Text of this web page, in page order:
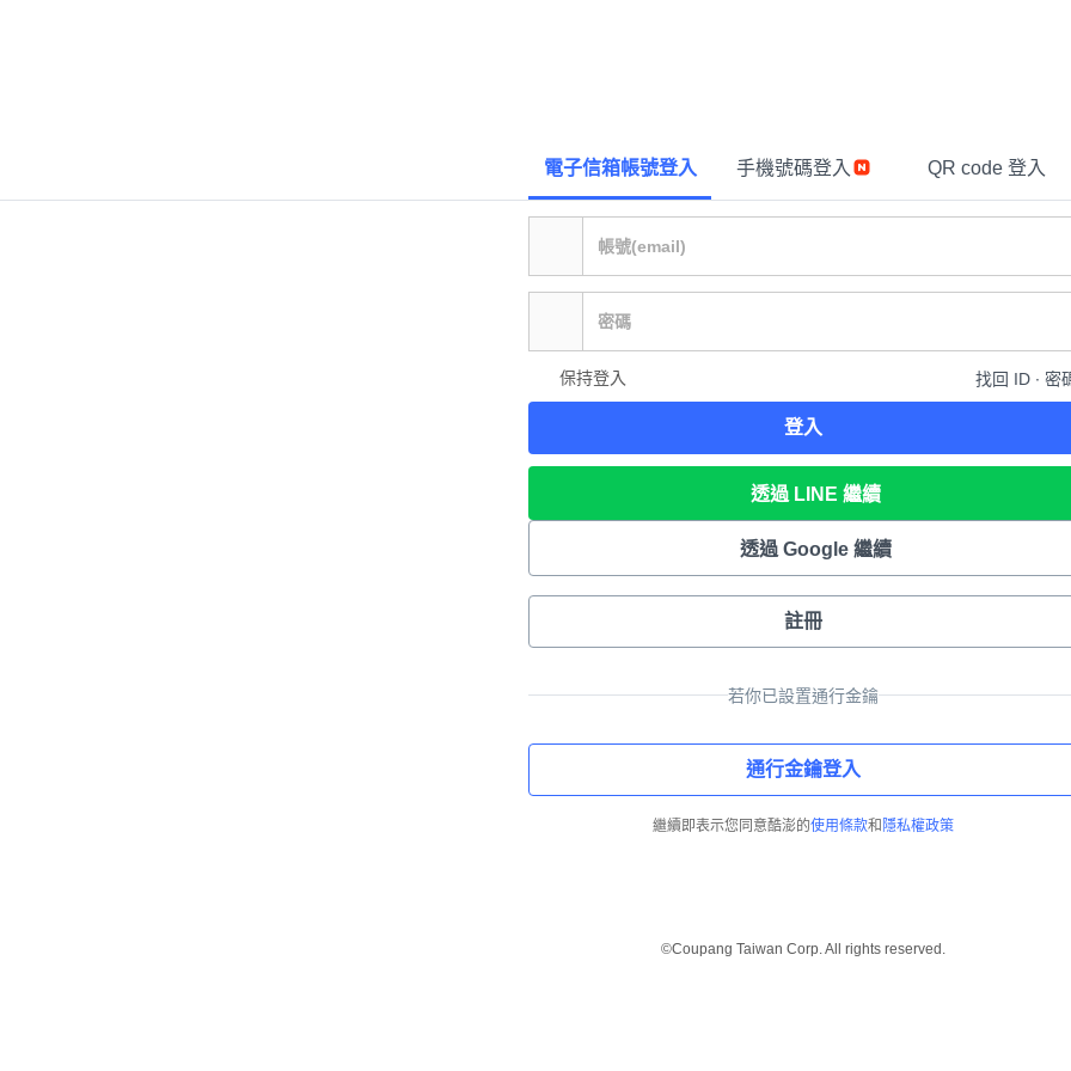
電子信箱帳號登入 手機號碼登入 QR code 登入
保持登入 找回 ID ∙ 密
登入
透過 LINE 繼續
透過 Google 繼續
註冊
若你已設置通行金鑰
通行金鑰登入
繼續即表示您同意酷澎的使用條款和 隱私權政策
©Coupang Taiwan Corp. All rights reserved.